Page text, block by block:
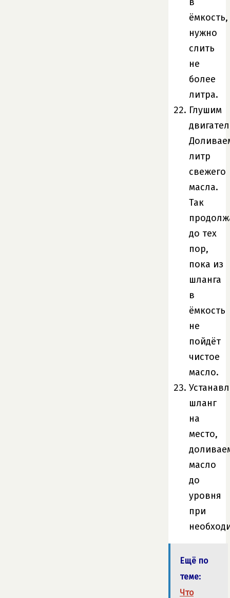
ёмкость,
нужно
слить
не
более
литра.
Глушим
литр
свежего
масла.
Так
до тех
пор,
пока из
шланга
в
ёмкость
не
пойдёт
чистое
масло.
шланг
на
место,
масло
до
уровня
при
Ещё по
теме:
Что